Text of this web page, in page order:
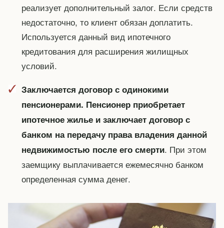
реализует дополнительный залог. Если средств
недостаточно, то клиент обязан доплатить.
Используется данный вид ипотечного
кредитования для расширения жилищных
условий.
Заключается договор с одинокими
пенсионерами. Пенсионер приобретает
ипотечное жилье и заключает договор с
банком на передачу права владения данной
недвижимостью после его смерти. При этом
заемщику выплачивается ежемесячно банком
определенная сумма денег.